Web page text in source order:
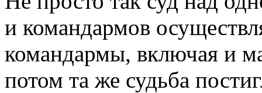
и командармов
командармы, включая и
потом та же судьба